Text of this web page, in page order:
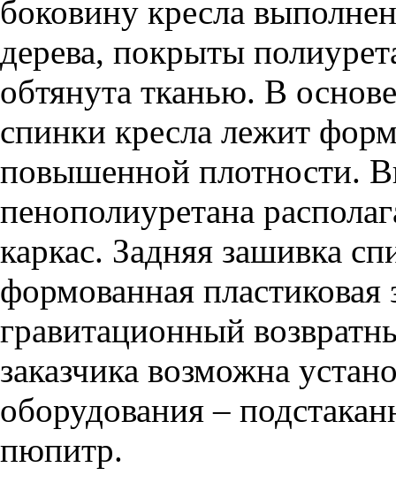
боковину кресла
дерева, покрыты
обтянута тканью. В
спинки кресла лежит
повышенной плотности.
пенополиуретана
каркас. Задняя зашивка
формованная
гравитационный
заказчика возможна
оборудования –
пюпитр.